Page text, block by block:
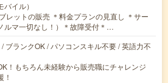
イル）
レットの販売 ＊料金プランの見直し ＊サー
ルマ一切なし！）＊故障受付＊…
ブランクOK / パソコンスキル不要 / 英語力不
！もちろん未経験から販売職にチャレンジ
！